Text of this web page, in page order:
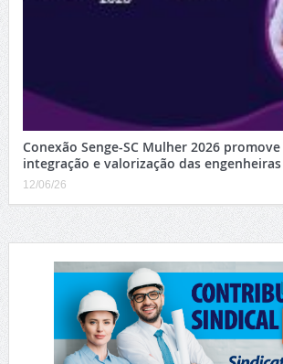
Conexão Senge-SC Mulher 2026
integração e valorização das engenheiras
12/06/26